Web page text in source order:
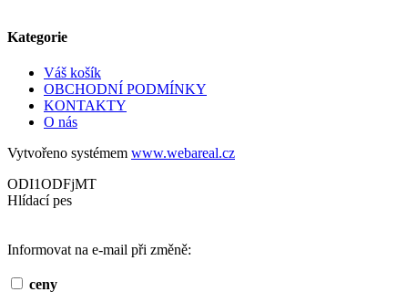
Kategorie
Váš košík
OBCHODNÍ PODMÍNKY
KONTAKTY
O nás
Vytvořeno systémem www.webareal.cz
ODI1ODFjMT
Hlídací pes
Informovat na e-mail při změně:
ceny